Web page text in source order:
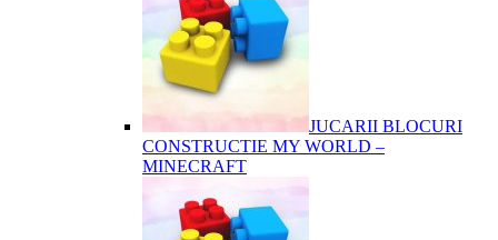
JUCARII BLOCURI
CONSTRUCTIE MY WORLD –
MINECRAFT